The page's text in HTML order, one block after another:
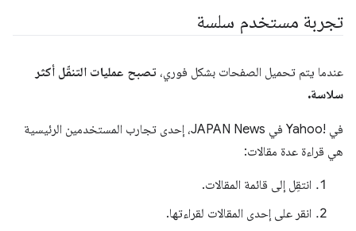
تجربة مستخدم سلسة
عندما يتم تحميل الصفحات بشكل فوري، تصبح عمليات التنقّل أكثر
سلاسة.
في Yahoo!‎ في JAPAN News، إحدى تجارب المستخدمين الرئيسية
هي قراءة عدة مقالات:
انتقِل إلى قائمة المقالات.
انقر على إحدى المقالات لقراءتها.